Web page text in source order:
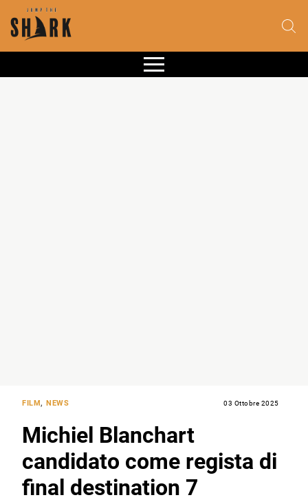
FILM, NEWS 03 Ottobre 2025
Michiel Blanchart
candidato come regista di
final destination 7